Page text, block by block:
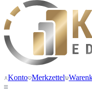
Konto Merkzettel